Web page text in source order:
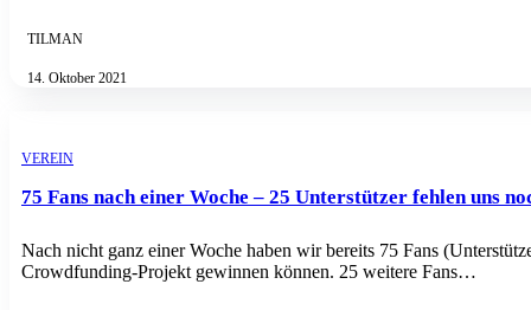
TILMAN
14. Oktober 2021
VEREIN
75 Fans nach einer Woche – 25 Unterstützer fehlen uns
Nach nicht ganz einer Woche haben wir bereits 75 Fans
Crowdfunding-Projekt gewinnen können. 25 weitere Fans…